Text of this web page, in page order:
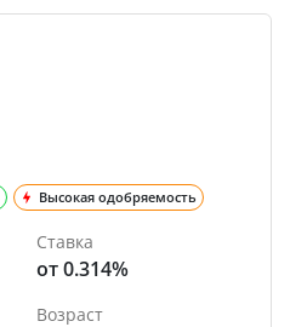
Высокая одобряемость
Ставка
от 0.314%
Возраст